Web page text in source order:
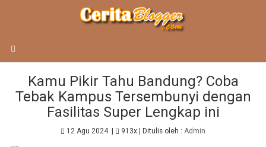
Kamu Pikir Tahu Bandung? Coba
Tebak Kampus Tersembunyi dengan
Fasilitas Super Lengkap ini
12 Agu 2024| 913x| Ditulis oleh : Admin